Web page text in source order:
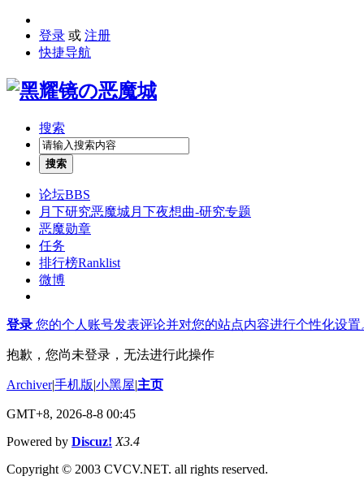
登录 或 注册
快捷导航
搜索
搜索
论坛BBS
月下研究恶魔城月下夜想曲-研究专题
恶魔勋章
任务
排行榜Ranklist
微博
登录 您的个人账号发表评论并对您的站点内容进行个性化设置
抱歉，您尚未登录，无法进行此操作
Archiver|手机版|小黑屋|主页
GMT+8, 2026-8-8 00:45
Powered by Discuz! X3.4
Copyright © 2003 CVCV.NET. all rights reserved.